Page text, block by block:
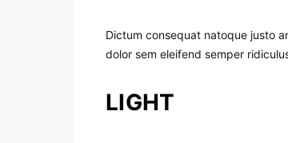
Dictum consequat natoque justo
dolor sem eleifend semper
LIGHT